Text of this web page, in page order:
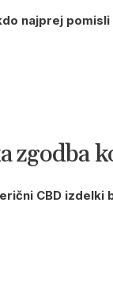
najprej
zgodba
CBD